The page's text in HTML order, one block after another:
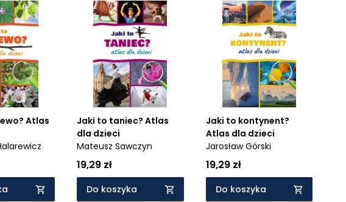
Atlas
Jaki to taniec? Atlas
dla dzieci
Mateusz Sawczyn
19,29 zł
Do koszyka
Jaki to kontynent?
Atlas dla dzieci
Jarosław Górski
19,29 zł
Do koszyka